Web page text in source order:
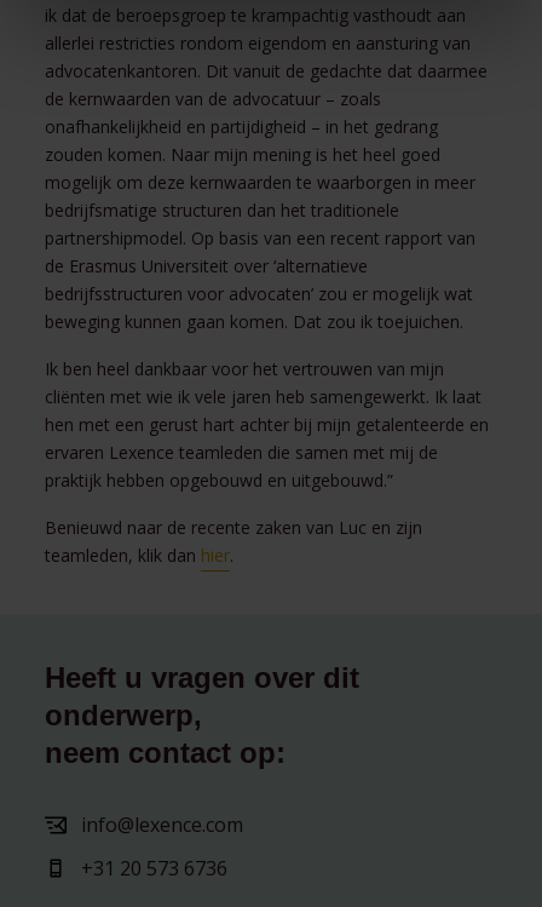
ik dat de beroepsgroep te krampachtig vasthoudt aan
allerlei restricties rondom eigendom en aansturing van
advocatenkantoren. Dit vanuit de gedachte dat daarmee
de kernwaarden van de advocatuur – zoals
onafhankelijkheid en partijdigheid – in het gedrang
zouden komen. Naar mijn mening is het heel goed
mogelijk om deze kernwaarden te waarborgen in meer
bedrijfsmatige structuren dan het traditionele
partnershipmodel. Op basis van een recent rapport van
de Erasmus Universiteit over ‘alternatieve
bedrijfsstructuren voor advocaten’ zou er mogelijk wat
beweging kunnen gaan komen. Dat zou ik toejuichen.
Ik ben heel dankbaar voor het vertrouwen van mijn
cliënten met wie ik vele jaren heb samengewerkt. Ik laat
hen met een gerust hart achter bij mijn getalenteerde en
ervaren Lexence teamleden die samen met mij de
praktijk hebben opgebouwd en uitgebouwd.”
Benieuwd naar de recente zaken van Luc en zijn
teamleden, klik dan hier.
Heeft u vragen over dit
onderwerp,
neem contact op:
info@lexence.com
+31 20 573 6736